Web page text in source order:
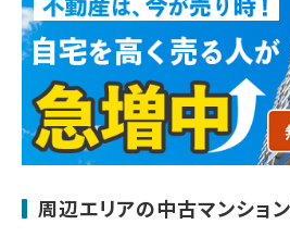
周辺エリアの中古マンショ